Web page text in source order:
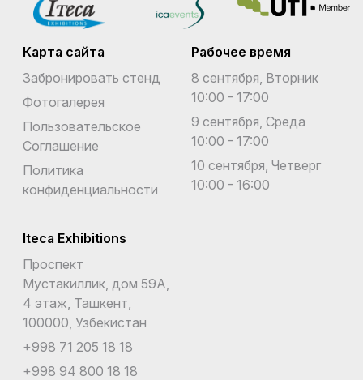
Карта сайта
Забронировать стенд
Фотогалерея
Пользовательское
Соглашение
Политика
конфиденциальности
Рабочее время
8 сентября, Вторник
10:00 - 17:00
9 сентября, Среда
10:00 - 17:00
10 сентября, Четверг
10:00 - 16:00
Iteca Exhibitions
Проспект
Мустакиллик, дом 59А,
4 этаж, Ташкент,
100000, Узбекистан
+998 71 205 18 18
+998 94 800 18 18